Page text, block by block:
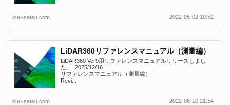
kuu-satsu.com 2022-05-02 10:52
LiDAR360リファレンスマニュアル（測量編）
LiDAR360 Ver9用リファレンスマニュアルリリースしまし
た。 2025/12/16
リファレンスマニュアル（測量編）
Revi...
kuu-satsu.com 2022-08-10 21:54